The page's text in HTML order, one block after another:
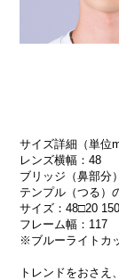
サイズ詳細（単位
レンズ横幅：48
ブリッジ（鼻部分
テンプル（つる）
サイズ：48□20 150
フレーム幅：117
※ブルーライトカ
トレンドをおさえ